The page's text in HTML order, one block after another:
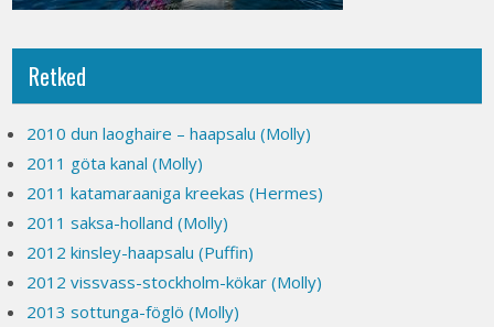
Retked
2010 dun laoghaire – haapsalu (Molly)
2011 göta kanal (Molly)
2011 katamaraaniga kreekas (Hermes)
2011 saksa-holland (Molly)
2012 kinsley-haapsalu (Puffin)
2012 vissvass-stockholm-kökar (Molly)
2013 sottunga-föglö (Molly)